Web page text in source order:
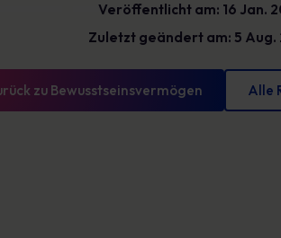
Veröffentlicht am: 16 Jan.
Zuletzt geändert am: 5 Aug.
zu Bewusstseinsvermögen Alle